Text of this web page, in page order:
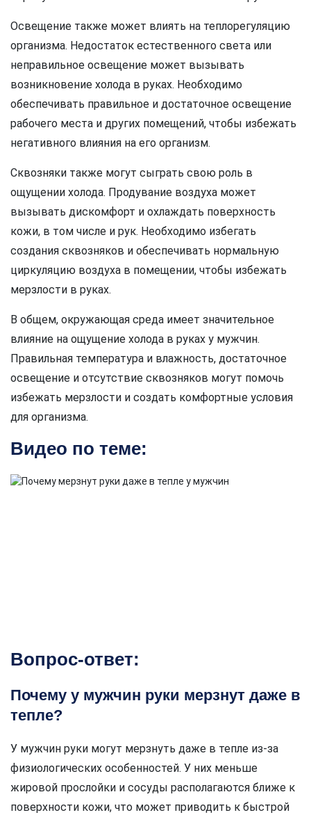
Освещение также может влиять на теплорегуляцию
организма. Недостаток естественного света или
неправильное освещение может вызывать
возникновение холода в руках. Необходимо
обеспечивать правильное и достаточное освещение
рабочего места и других помещений, чтобы избежать
негативного влияния на его организм.
Сквозняки также могут сыграть свою роль в
ощущении холода. Продувание воздуха может
вызывать дискомфорт и охлаждать поверхность
кожи, в том числе и рук. Необходимо избегать
создания сквозняков и обеспечивать нормальную
циркуляцию воздуха в помещении, чтобы избежать
мерзлости в руках.
В общем, окружающая среда имеет значительное
влияние на ощущение холода в руках у мужчин.
Правильная температура и влажность, достаточное
освещение и отсутствие сквозняков могут помочь
избежать мерзлости и создать комфортные условия
для организма.
Видео по теме:
Вопрос-ответ:
Почему у мужчин руки мерзнут даже в
тепле?
У мужчин руки могут мерзнуть даже в тепле из-за
физиологических особенностей. У них меньше
жировой прослойки и сосуды располагаются ближе к
поверхности кожи, что может приводить к быстрой